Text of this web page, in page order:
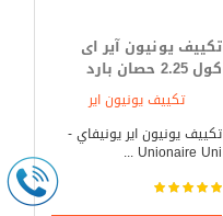
تكييف يونيون آير اى
كول 2.25 حصان بارد
تكييف يونيون اير
تكييف يونيون اير يونيفاي -
Unionaire Uni ...